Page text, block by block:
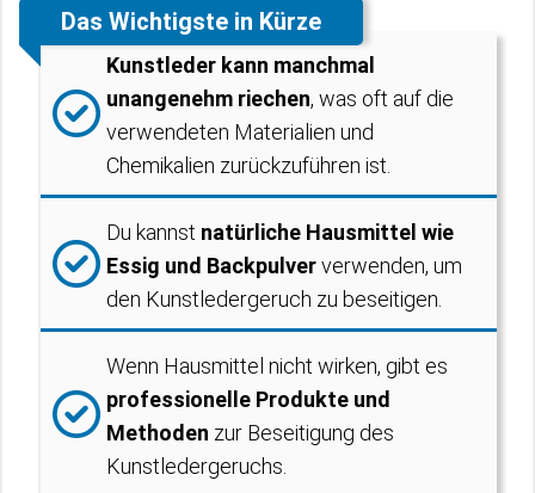
Das Wichtigste in Kürze
Kunstleder kann manchmal
unangenehm riechen, was oft auf die
verwendeten Materialien und
Chemikalien zurückzuführen ist.
Du kannst natürliche Hausmittel wie
Essig und Backpulververwenden, um
den Kunstledergeruch zu beseitigen.
Wenn Hausmittel nicht wirken, gibt es
professionelle Produkte und
Methoden zur Beseitigung des
Kunstledergeruchs.